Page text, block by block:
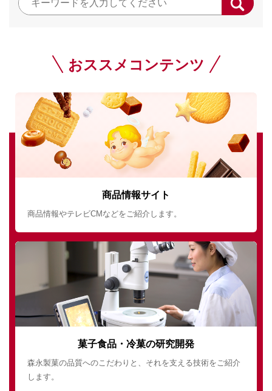
おススメコンテンツ
商品情報サイト
商品情報やテレビCMなどをご紹介します。
菓子食品・冷菓の研究開発
森永製菓の品質へのこだわりと、それを支える技術をご紹介
します。